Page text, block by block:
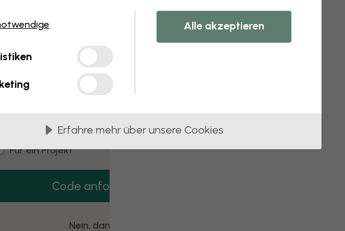
Alle akzeptieren
Erfahre mehr über unsere Cookies
3 kostenlose Muster
dir 3 Tapetenmuster gratis nach Hause.
type
Für mich
Für ein Projekt
Code anfordern
Nein, danke